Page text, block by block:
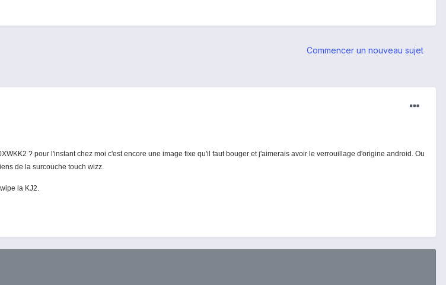
Commencer un nouveau sujet
? pour l'instant chez moi c'est encore une image fixe qu'il faut bouger et j'aimerais avoir le verrouillage d'origine android. Ou
de la surcouche touch wizz.
la KJ2.